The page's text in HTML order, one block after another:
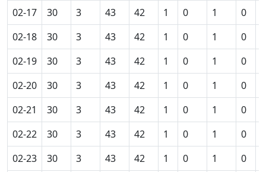
02-17
30 3 43 42 1 0 1 0
02-18
30 3 43 42 1 0 1 0
02-19
30 3 43 42 1 0 1 0
02-20
30 3 43 42 1 0 1 0
02-21
30 3 43 42 1 0 1 0
02-22
30 3 43 42 1 0 1 0
02-23
30 3 43 42 1 0 1 0